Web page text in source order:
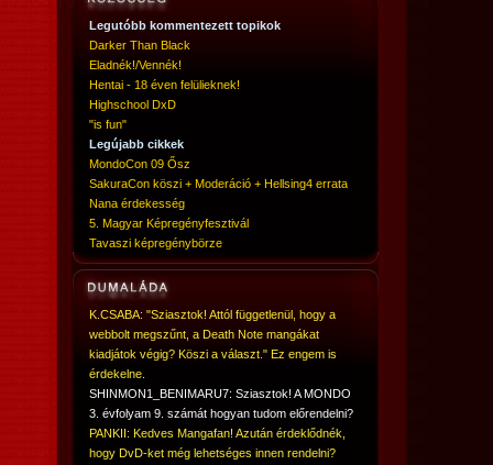
Legutóbb kommentezett topikok
Darker Than Black
Eladnék!/Vennék!
Hentai - 18 éven felülieknek!
Highschool DxD
"is fun"
Legújabb cikkek
MondoCon 09 Ősz
SakuraCon köszi + Moderáció + Hellsing4 errata
Nana érdekesség
5. Magyar Képregényfesztivál
Tavaszi képregénybörze
K.CSABA: "Sziasztok! Attól függetlenül, hogy a
webbolt megszűnt, a Death Note mangákat
kiadjátok végig? Köszi a választ." Ez engem is
érdekelne.
SHINMON1_BENIMARU7: Sziasztok! A MONDO
3. évfolyam 9. számát hogyan tudom előrendelni?
PANKII: Kedves Mangafan! Azután érdeklődnék,
hogy DvD-ket még lehetséges innen rendelni?